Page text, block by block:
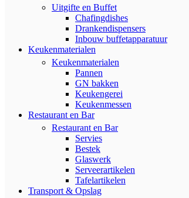
Uitgifte en Buffet
Chafingdishes
Drankendispensers
Inbouw buffetapparatuur
Keukenmaterialen
Keukenmaterialen
Pannen
GN bakken
Keukengerei
Keukenmessen
Restaurant en Bar
Restaurant en Bar
Servies
Bestek
Glaswerk
Serveerartikelen
Tafelartikelen
Transport & Opslag